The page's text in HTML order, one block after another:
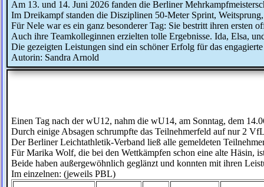
Am 13. und 14. Juni 2026 fanden die Berliner
Im Dreikampf standen die Disziplinen 50-Meter Sprint,
Für Nele war es ein ganz besonderer Tag: Sie bestritt ihren
Auch ihre Teamkolleginnen erzielten tolle Ergebnisse. Ida, Elsa,
Die gezeigten Leistungen sind ein schöner Erfolg für das
Autorin: Sandra Arnold
Einen Tag nach der wU12, nahm die wU14, am Sonntag, dem
Durch einige Absagen schrumpfte das Teilnehmerfeld auf nur 2
Der Berliner Leichtathletik-Verband ließ alle gemeldeten
Für Marika Wolf, die bei den Wettkämpfen schon eine alte Häsin,
Beide haben außergewöhnlich geglänzt und konnten mit ihren
Im einzelnen: (jeweils PBL)